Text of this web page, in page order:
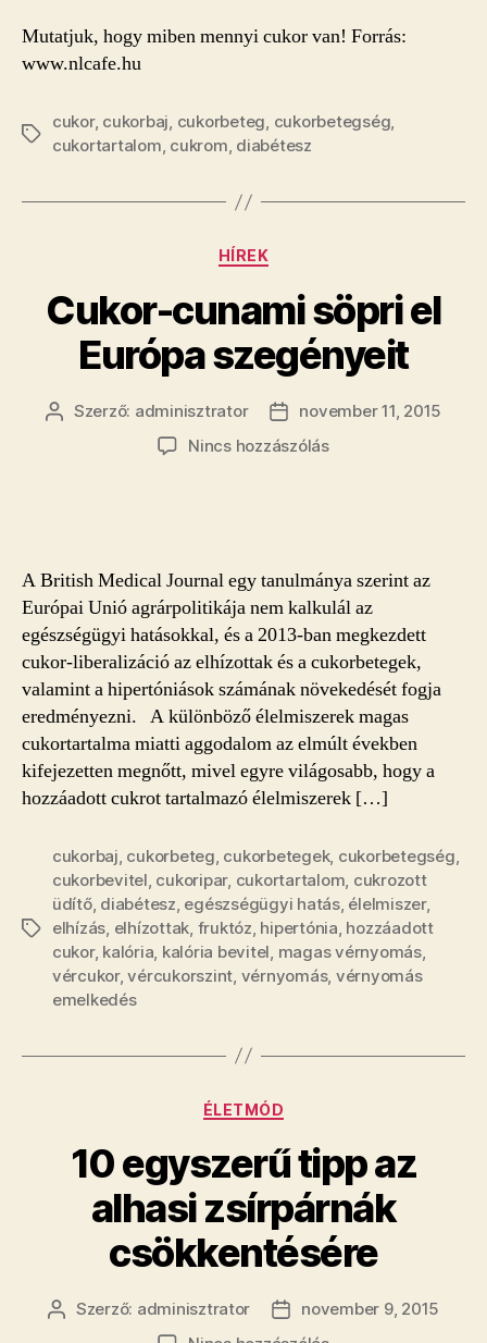
ennyi
bejegyzéshez
Mutatjuk, hogy miben mennyi cukor van! Forrás:
www.nlcafe.hu
Címkék
cukor, cukorbaj, cukorbeteg, cukorbetegség,
cukortartalom, cukrom, diabétesz
Kategóriák
HÍREK
Cukor-cunami söpri el
Európa szegényeit
Bejegyzés
Szerző: adminisztrator
Bejegyzés
dátuma
november 11, 2015
Nincs hozzászólása(z)
szegényeit
bejegyzéshez
A British Medical Journal egy tanulmánya szerint az
Európai Unió agrárpolitikája nem kalkulál az
egészségügyi hatásokkal, és a 2013-ban megkezdett
cukor-liberalizáció az elhízottak és a cukorbetegek,
valamint a hipertóniások számának növekedését fogja
eredményezni. A különböző élelmiszerek magas
cukortartalma miatti aggodalom az elmúlt években
kifejezetten megnőtt, mivel egyre világosabb, hogy a
hozzáadott cukrot tartalmazó élelmiszerek […]
Címkék
cukorbaj cukorbeteg cukorbetegek, cukorbetegség
cukorbevitel cukoripar, cukortartalom cukrozott
üdítő, diabétesz egészségügyi hatás, élelmiszer,
elhízás elhízottak fruktóz hipertónia hozzáadott
cukor, kalória kalória bevitel magas vérnyomás,
vércukor,vércukorszint vérnyomás, vérnyomás
emelkedés
Kategóriák
ÉLETMÓD
10 egyszerű tipp az
alhasi zsírpárnák
csökkentésére
Bejegyzés
Szerző: adminisztrator
Bejegyzés
dátuma
november 9, 2015